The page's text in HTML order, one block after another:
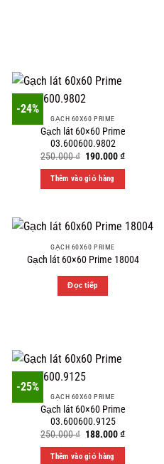
-24%
GẠCH 60X60 PRIME
Gạch lát 60×60 Prime
03.600600.9802
250.000₫ Original
was:
250.000 ₫.
190.000₫Current
Thêm vào giỏ hàng
GẠCH 60X60 PRIME
Gạch lát 60×60 Prime 18004
Đọc tiếp
-25%
GẠCH 60X60 PRIME
Gạch lát 60×60 Prime
03.600600.9125
250.000₫ Original
was:
250.000 ₫.
188.000₫Current
Thêm vào giỏ hàng